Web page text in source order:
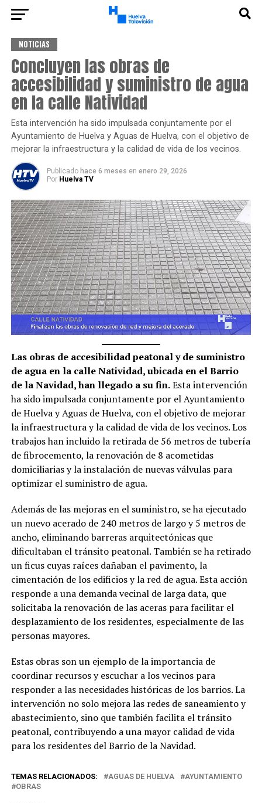
NOTICIAS
Concluyen las obras de
accesibilidad y suministro de agua
en la calle Natividad
Esta intervención ha sido impulsada conjuntamente por el
Ayuntamiento de Huelva y Aguas de Huelva, con el objetivo de
mejorar la infraestructura y la calidad de vida de los vecinos.
Publicado hace 6 meses en enero 29, 2026
Por Huelva TV
Las obras de accesibilidad peatonal y de suministro
de agua en la calle Natividad, ubicada en el Barrio
de la Navidad, han llegado a su fin.Esta intervención
ha sido impulsada conjuntamente por el Ayuntamiento
de Huelva y Aguas de Huelva, con el objetivo de mejorar
la infraestructura y la calidad de vida de los vecinos. Los
trabajos han incluido la retirada de 56 metros de tubería
de fibrocemento, la renovación de 8 acometidas
domiciliarias y la instalación de nuevas válvulas para
optimizar el suministro de agua.
Además de las mejoras en el suministro, se ha ejecutado
un nuevo acerado de 240 metros de largo y 5 metros de
ancho, eliminando barreras arquitectónicas que
dificultaban el tránsito peatonal. También se ha retirado
un ficus cuyas raíces dañaban el pavimento, la
cimentación de los edificios y la red de agua. Esta acción
responde a una demanda vecinal de larga data, que
solicitaba la renovación de las aceras para facilitar el
desplazamiento de los residentes, especialmente de las
personas mayores.
Estas obras son un ejemplo de la importancia de
coordinar recursos y escuchar a los vecinos para
responder a las necesidades históricas de los barrios. La
intervención no solo mejora las redes de saneamiento y
abastecimiento, sino que también facilita el tránsito
peatonal, contribuyendo a una mayor calidad de vida
para los residentes del Barrio de la Navidad.
TEMAS RELACIONADOS: AGUAS DE HUELVA
AYUNTAMIENTO
OBRAS